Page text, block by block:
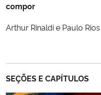
compor
Arthur Rinaldi e Paulo
SEÇÕES E CAPÍTULOS